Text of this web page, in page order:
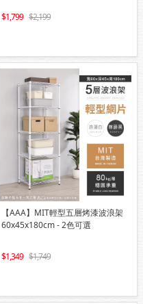
1,799 2,199
【AAA】MIT輕型五層烤漆波浪架
60x45x180cm - 2色可選
1,349 1,749